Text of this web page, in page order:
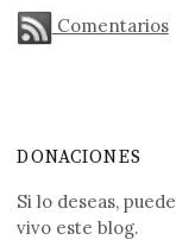
Comentarios
DONACIONES
Si lo deseas,
vivo este blog.